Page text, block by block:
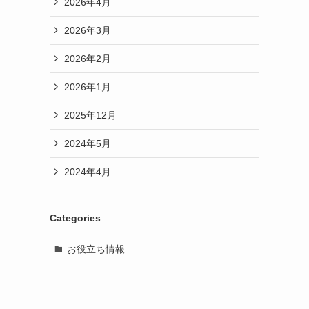
2026年3月
2026年2月
2026年1月
2025年12月
2024年5月
2024年4月
Categories
お役立ち情報